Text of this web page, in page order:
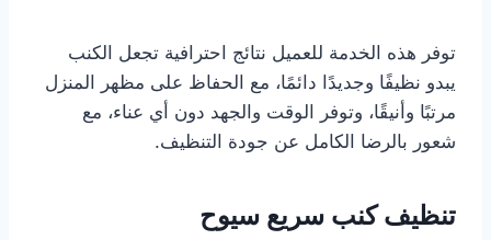
توفر هذه الخدمة للعميل نتائج احترافية تجعل الكنب
يبدو نظيفًا وجديدًا دائمًا، مع الحفاظ على مظهر المنزل
مرتبًا وأنيقًا، وتوفر الوقت والجهد دون أي عناء، مع
شعور بالرضا الكامل عن جودة التنظيف.
تنظيف كنب سريع سيوح